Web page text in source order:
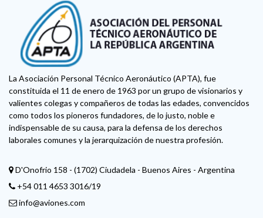
La Asociación Personal Técnico Aeronáutico (APTA), fue
constituida el 11 de enero de 1963 por un grupo de visionarios y
valientes colegas y compañeros de todas las edades, convencidos
como todos los pioneros fundadores, de lo justo, noble e
indispensable de su causa, para la defensa de los derechos
laborales comunes y la jerarquización de nuestra profesión.
D'Onofrio 158 - (1702) Ciudadela - Buenos Aires - Argentina
+54 011 4653 3016/19
info@aviones.com